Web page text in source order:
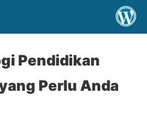
Pendidikan
Perlu Anda